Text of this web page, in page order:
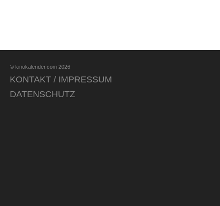
© kinokalender.com 2026
KONTAKT / IMPRESSUM
DATENSCHUTZ